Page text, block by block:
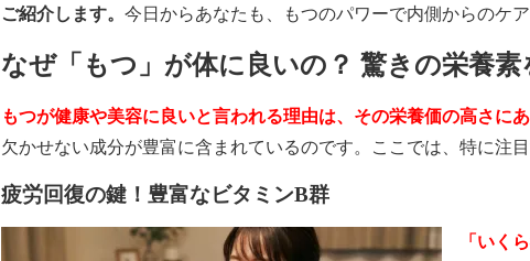
ご紹介します。今日からあなたも、もつのパワーで内側からのケ
なぜ「もつ」が体に良いの？ 驚きの栄養素
もつが健康や美容に良いと言われる理由は、その栄養価の高さに
欠かせない成分が豊富に含まれているのです。ここでは、特に注
疲労回復の鍵！豊富なビタミンB群
「いく